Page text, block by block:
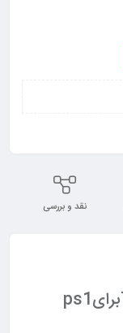
نقد و بررسی